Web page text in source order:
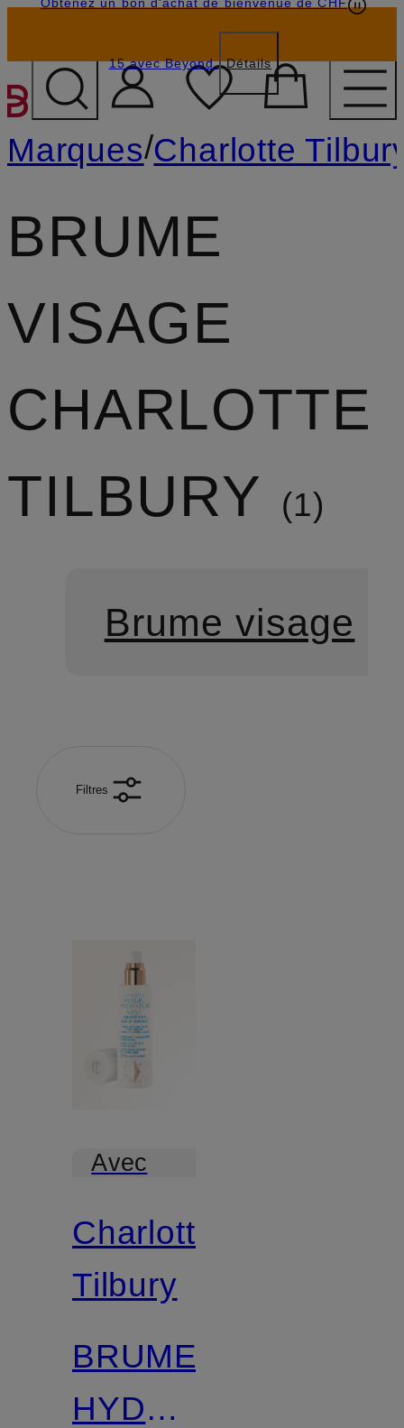
PASSER AU CONTENU
15 avec Beyond Détails
Marques/Charlotte
BRUME
VISAGE
CHARLOTTE
TILBURY
1
Brume visage
Filtres
Avec
Charlotte
Tilbury
BRUME
HYDRATANTE